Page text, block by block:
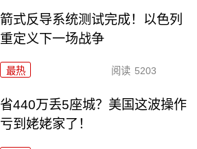
箭式反导系统测试完成！以色列
重定义下一场战争
最热 阅读 5203
省440万丢5座城？美国这波操作
亏到姥姥家了！